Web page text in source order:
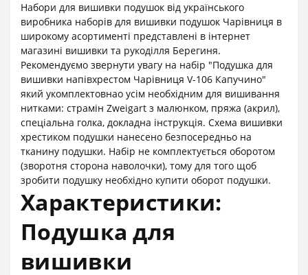
Набори для вишивки подушок від українського
виробника наборів для вишивки подушок Чарівниця в
широкому асортименті представлені в інтернет
магазині вишивки та рукоділля Берегиня.
Рекомендуємо звернути увагу на набір "Подушка для
вишивки напівхрестом Чарівниця V-106 Капучино"
який укомплектовнао усім необхідним для вишивання
нитками: страмін Zweigart з малюнком, пряжа (акрил),
спеціальна голка, докладна інструкція. Схема вишивки
хрестиком подушки нанесено безпосередньо на
тканину подушки. Набір не комплектується оборотом
(зворотня сторона наволочки), тому для того щоб
зробити подушку необхідно купити оборот подушки.
Характеристики:
Подушка для
вишивки